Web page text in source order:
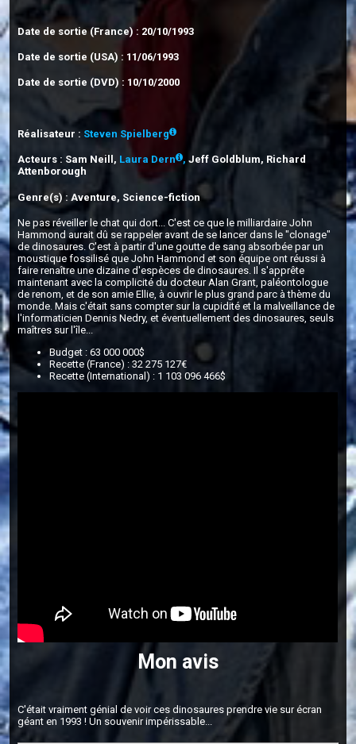
Date de sortie (France) : 20/10/1993
Date de sortie (USA) : 11/06/1993
Date de sortie (DVD) : 10/10/2000
Réalisateur : Steven Spielberg
Acteurs : Sam Neill, Laura Dern ,Jeff Goldblum, Richard
Attenborough
Genre(s) : Aventure, Science-fiction
Ne pas réveiller le chat qui dort... C'est ce que le milliardaire John
Hammond aurait dû se rappeler avant de se lancer dans le "clonage"
de dinosaures. C'est à partir d'une goutte de sang absorbée par un
moustique fossilisé que John Hammond et son équipe ont réussi à
faire renaître une dizaine d'espèces de dinosaures. Il s'apprête
maintenant avec la complicité du docteur Alan Grant, paléontologue
de renom, et de son amie Ellie, à ouvrir le plus grand parc à thème du
monde. Mais c'était sans compter sur la cupidité et la malveillance de
l'informaticien Dennis Nedry, et éventuellement des dinosaures, seuls
maîtres sur l'île...
Budget : 63 000 000$
Recette (France) : 32 275 127€
Recette (International) : 1 103 096 466$
Mon avis
C'était vraiment génial de voir ces dinosaures prendre vie sur écran
géant en 1993 ! Un souvenir impérissable...